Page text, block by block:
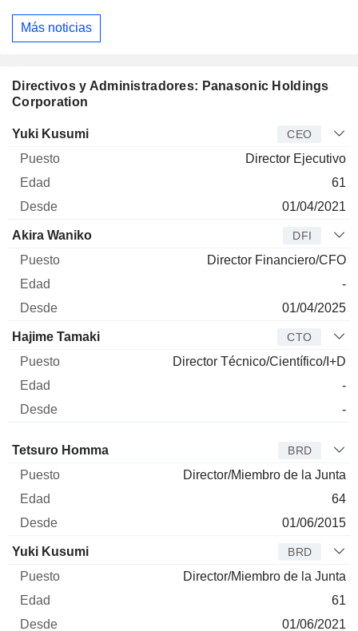
Más noticias
Directivos y Administradores: Panasonic Holdings
Corporation
Director Puesto
Yuki Kusumi CEO
Director Ejecutivo
61
01/04/2021
Akira Waniko DFI
Director Financiero/CFO
-
01/04/2025
Hajime Tamaki CTO
Director Técnico/Científico/I+D
-
-
Administrador Puesto
Tetsuro Homma BRD
Director/Miembro de la Junta
64
01/06/2015
Yuki Kusumi BRD
Director/Miembro de la Junta
61
01/06/2021